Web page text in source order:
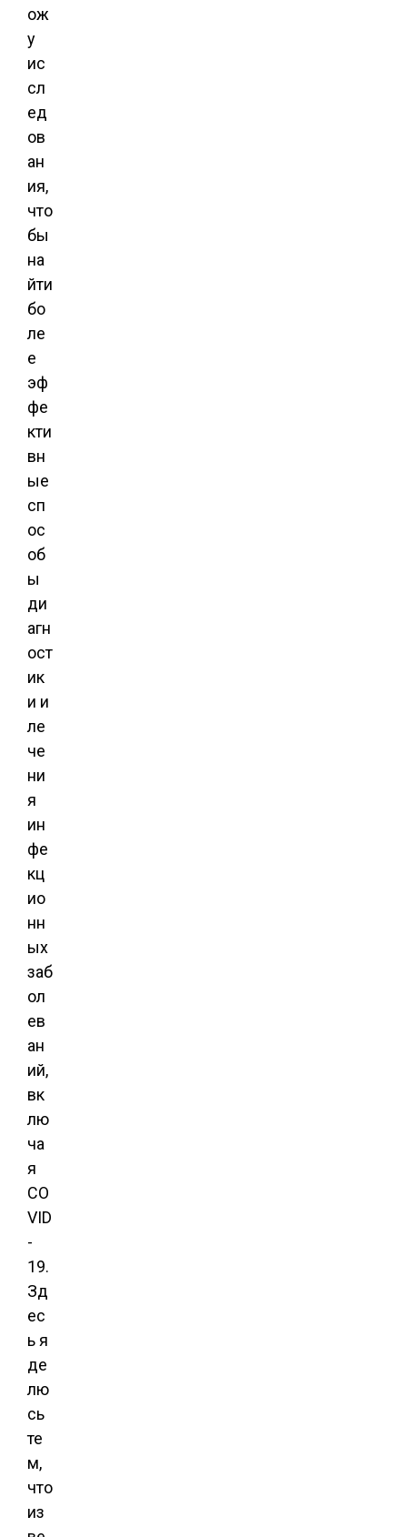
ож
у
ис
сл
ед
ов
ан
ия,
что
бы
на
йти
бо
ле
е
эф
фе
кти
вн
ые
сп
ос
об
ы
ди
агн
ост
ик
и и
ле
че
ни
я
ин
фе
кц
ио
нн
ых
заб
ол
ев
ан
ий,
вк
лю
ча
я
CO
VID
-
19.
Зд
ес
ь я
де
лю
сь
те
м,
что
из